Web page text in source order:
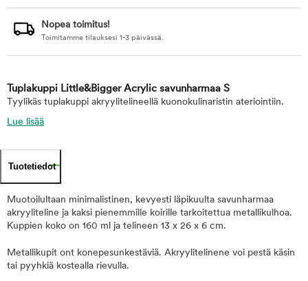
Nopea toimitus!
Toimitamme tilauksesi 1-3 päivässä.
Tuplakuppi Little&Bigger Acrylic savunharmaa S
Tyylikäs tuplakuppi akryylitelineellä kuonokulinaristin ateriointiin.
Lue lisää
Tuotetiedot
Muotoilultaan minimalistinen, kevyesti läpikuulta savunharmaa
akryyliteline ja kaksi pienemmille koirille tarkoitettua metallikulhoa.
Kuppien koko on 160 ml ja telineen 13 x 26 x 6 cm.
Metallikupit ont konepesunkestäviä. Akryylitelinene voi pestä käsin
tai pyyhkiä kostealla rievulla.